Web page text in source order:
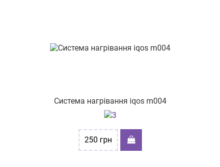
Система нагрівання iqos m004
250 грн